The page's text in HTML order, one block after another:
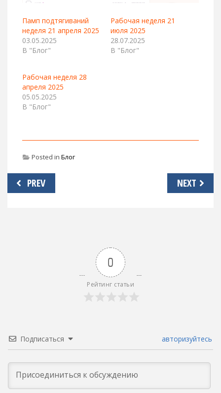
Памп подтягиваний
неделя 21 апреля 2025
03.05.2025
В "Блог"
Рабочая неделя 21
июля 2025
28.07.2025
В "Блог"
Рабочая неделя 28
апреля 2025
05.05.2025
В "Блог"
Posted in Блог
Навигация
по
PREV NEXT
0
Рейтинг статьи
Подписаться авторизуйтесь